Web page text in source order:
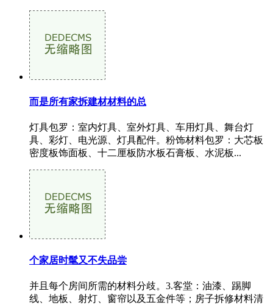
而是所有家拆建材材料的总
灯具包罗：室内灯具、室外灯具、车用灯具、舞台灯
具、彩灯、电光源、灯具配件。粉饰材料包罗：大芯板
密度板饰面板、十二厘板防水板石膏板、水泥板...
个家居时髦又不失品尝
并且每个房间所需的材料分歧。3.客堂：油漆、踢脚
线、地板、射灯、窗帘以及五金件等；房子拆修材料清